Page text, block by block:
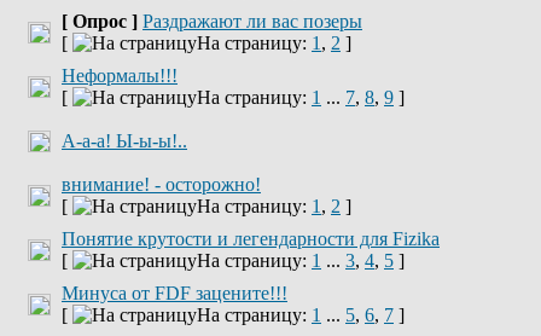
[ Опрос ] Раздражают ли вас позеры
[
На страницу: 1 , 2 ]
Неформалы!!!
[
На страницу: 1 ... 7, 8, 9 ]
А-а-а! Ы-ы-ы!..
внимание! - осторожно!
[
На страницу: 1 , 2 ]
Понятие крутости и легендарности для Fizika
[
На страницу: 1 ... 3, 4, 5 ]
Минуса от FDF зацените!!!
[
На страницу: 1 ... 5, 6, 7 ]